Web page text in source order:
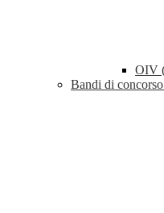
OIV
Bandi di concorso